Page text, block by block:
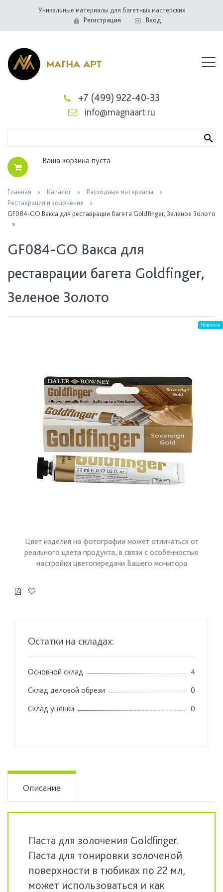
Уникальные материалы для багетных мастерских
Регистрация
Вход
+7 (499) 922-40-33
info@magnaart.ru
Ваша корзина пуста
Главная Каталог
Расходные материалы
Реставрация и золочение
GF084-GO Вакса для реставрации багета Goldfinger, Зеленое Золото
GF084-GO Вакса для
реставрации багета Goldfinger,
Зеленое Золото
Новинки
Цвет изделия на фотографии может отличаться от
реального цвета продукта, в связи с особенностью
настройки цветопередачи Вашего монитора
Остатки на складах:
Основной склад
4
Склад деловой обрези
0
Склад уценки
0
Описание
Паста для золочения Goldfinger.
Паста для тонировки золоченой
поверхности в тюбиках по 22 мл,
может использоваться и как